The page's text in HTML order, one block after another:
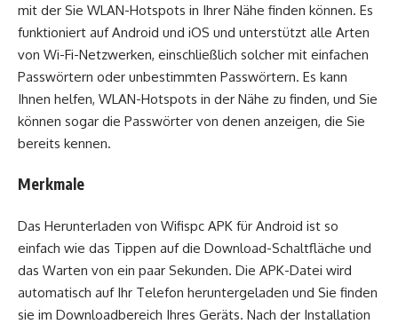
mit der Sie WLAN-Hotspots in Ihrer Nähe finden können. Es
funktioniert auf Android und iOS und unterstützt alle Arten
von Wi-Fi-Netzwerken, einschließlich solcher mit einfachen
Passwörtern oder unbestimmten Passwörtern. Es kann
Ihnen helfen, WLAN-Hotspots in der Nähe zu finden, und Sie
können sogar die Passwörter von denen anzeigen, die Sie
bereits kennen.
Merkmale
Das Herunterladen von Wifispc APK für Android ist so
einfach wie das Tippen auf die Download-Schaltfläche und
das Warten von ein paar Sekunden. Die APK-Datei wird
automatisch auf Ihr Telefon heruntergeladen und Sie finden
sie im Downloadbereich Ihres Geräts. Nach der Installation